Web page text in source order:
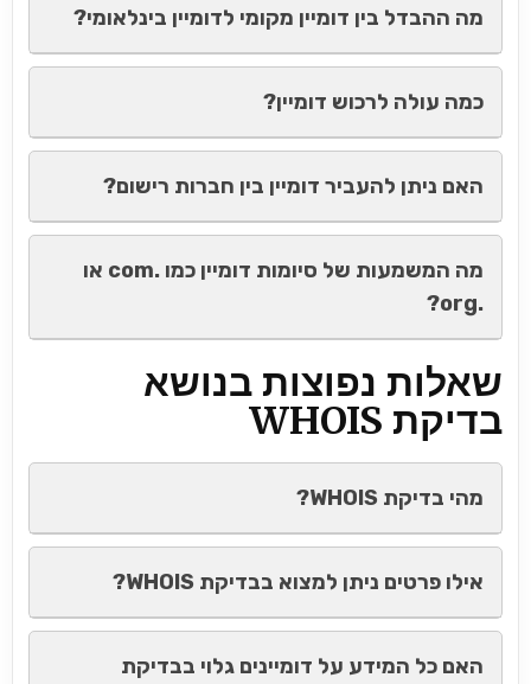
מה ההבדל בין דומיין מקומי לדומיין בינלאומי?
כמה עולה לרכוש דומיין?
האם ניתן להעביר דומיין בין חברות רישום?
מה המשמעות של סיומות דומיין כמו .com או
.org?
שאלות נפוצות בנושא
בדיקת WHOIS
מהי בדיקת WHOIS?
אילו פרטים ניתן למצוא בבדיקת WHOIS?
האם כל המידע על דומיינים גלוי בבדיקת